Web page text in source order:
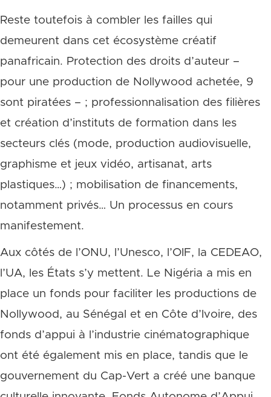
Reste toutefois à combler les failles qui
demeurent dans cet écosystème créatif
panafricain. Protection des droits d’auteur –
pour une production de Nollywood achetée, 9
sont piratées – ; professionnalisation des filières
et création d’instituts de formation dans les
secteurs clés (mode, production audiovisuelle,
graphisme et jeux vidéo, artisanat, arts
plastiques…) ; mobilisation de financements,
notamment privés… Un processus en cours
manifestement.
Aux côtés de l’ONU, l’Unesco, l’OIF, la CEDEAO,
l’UA, les États s’y mettent. Le Nigéria a mis en
place un fonds pour faciliter les productions de
Nollywood, au Sénégal et en Côte d’Ivoire, des
fonds d’appui à l’industrie cinématographique
ont été également mis en place, tandis que le
gouvernement du Cap-Vert a créé une banque